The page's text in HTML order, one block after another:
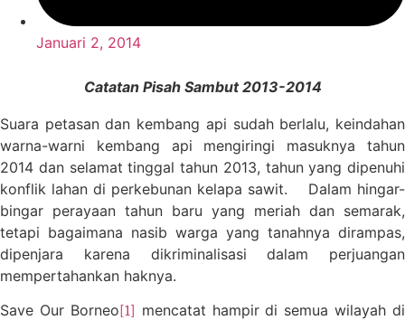
Januari 2, 2014
Catatan Pisah Sambut 2013-2014
Suara petasan dan kembang api sudah berlalu, keindahan
warna-warni kembang api mengiringi masuknya tahun
2014 dan selamat tinggal tahun 2013, tahun yang dipenuhi
konflik lahan di perkebunan kelapa sawit.
Dalam hingar-
bingar perayaan tahun baru yang meriah dan semarak,
tetapi bagaimana nasib warga yang tanahnya dirampas,
dipenjara karena dikriminalisasi dalam perjuangan
mempertahankan haknya.
Save Our Borneo[1]
mencatat hampir di semua wilayah di